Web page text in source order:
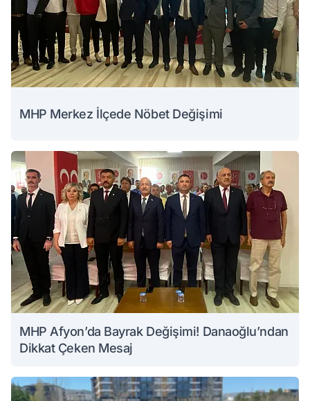
MHP Merkez İlçede Nöbet Değişimi
MHP Afyon’da Bayrak Değişimi! Danaoğlu’ndan
Dikkat Çeken Mesaj